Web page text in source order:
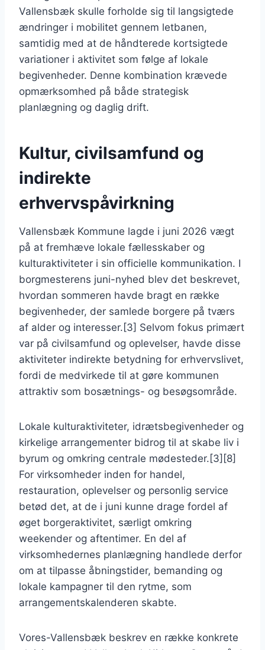
Vallensbæk skulle forholde sig til langsigtede
ændringer i mobilitet gennem letbanen,
samtidig med at de håndterede kortsigtede
variationer i aktivitet som følge af lokale
begivenheder. Denne kombination krævede
opmærksomhed på både strategisk
planlægning og daglig drift.
Kultur, civilsamfund og
indirekte
erhvervspåvirkning
Vallensbæk Kommune lagde i juni 2026 vægt
på at fremhæve lokale fællesskaber og
kulturaktiviteter i sin officielle kommunikation. I
borgmesterens juni-nyhed blev det beskrevet,
hvordan sommeren havde bragt en række
begivenheder, der samlede borgere på tværs
af alder og interesser.[3] Selvom fokus primært
var på civilsamfund og oplevelser, havde disse
aktiviteter indirekte betydning for erhvervslivet,
fordi de medvirkede til at gøre kommunen
attraktiv som bosætnings- og besøgsområde.
Lokale kulturaktiviteter, idrætsbegivenheder og
kirkelige arrangementer bidrog til at skabe liv i
byrum og omkring centrale mødesteder.[3][8]
For virksomheder inden for handel,
restauration, oplevelser og personlig service
betød det, at de i juni kunne drage fordel af
øget borgeraktivitet, særligt omkring
weekender og aftentimer. En del af
virksomhedernes planlægning handlede derfor
om at tilpasse åbningstider, bemanding og
lokale kampagner til den rytme, som
arrangementskalenderen skabte.
Vores-Vallensbæk beskrev en række konkrete